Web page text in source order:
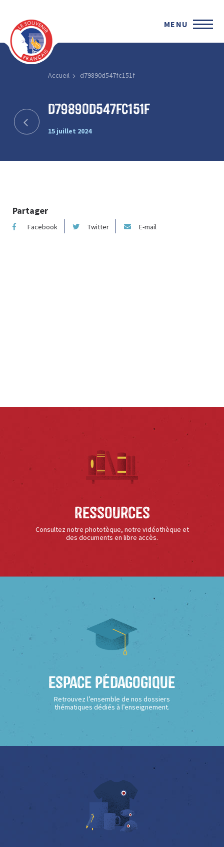
MENU
Accueil d79890d547fc151f
d79890d547fc151f
15 juillet 2024
Partager
Facebook Twitter E-mail
Ressources
Consultez notre phototèque, notre vidéothèque et
des documents en libre accès.
Espace Pédagogique
Retrouvez l’ensemble de nos dossiers
thématiques dédiés à l’enseignement.